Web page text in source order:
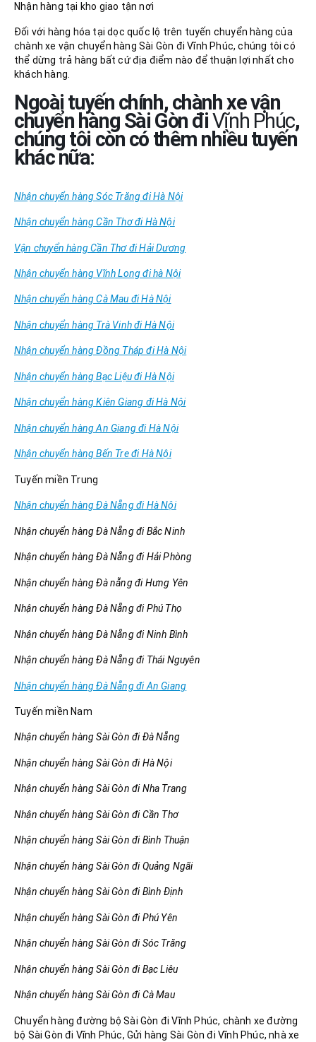
Nhận hàng tại kho giao tận nơi
Đối với hàng hóa tại dọc quốc lộ trên tuyến chuyển hàng của
chành xe vận chuyển hàng Sài Gòn đi Vĩnh Phúc, chúng tôi có
thể dừng trả hàng bất cứ địa điểm nào để thuận lợi nhất cho
khách hàng.
Ngoài tuyến chính, chành xe vận
chuyển hàng Sài Gòn điVĩnh Phúc,
chúng tôi còn có thêm nhiều tuyến
khác nữa:
Nhận chuyển hàng Sóc Trăng đi Hà Nội
Nhận chuyển hàng Cần Thơ đi Hà Nội
Vận chuyển hàng Cần Thơ đi Hải Dương
Nhận chuyển hàng Vĩnh Long đi hà Nội
Nhận chuyển hàng Cà Mau đi Hà Nội
Nhận chuyển hàng Trà Vinh đi Hà Nội
Nhận chuyển hàng Đồng Tháp đi Hà Nội
Nhận chuyển hàng Bạc Liệu đi Hà Nội
Nhận chuyển hàng Kiên Giang đi Hà Nội
Nhận chuyển hàng An Giang đi Hà Nội
Nhận chuyển hàng Bến Tre đi Hà Nội
Tuyến miền Trung
Nhận chuyển hàng Đà Nẵng đi Hà Nội
Nhận chuyển hàng Đà Nẵng đi Bắc Ninh
Nhận chuyển hàng Đà Nẵng đi Hải Phòng
Nhận chuyển hàng Đà nẵng đi Hưng Yên
Nhận chuyển hàng Đà Nẵng đi Phú Thọ
Nhận chuyển hàng Đà Nẵng đi Ninh Bình
Nhận chuyển hàng Đà Nẵng đi Thái Nguyên
Nhận chuyển hàng Đà Nẵng đi An Giang
Tuyến miền Nam
Nhận chuyển hàng Sài Gòn đi Đà Nẵng
Nhận chuyển hàng Sài Gòn đi Hà Nội
Nhận chuyển hàng Sài Gòn đi Nha Trang
Nhận chuyển hàng Sài Gòn đi Cần Thơ
Nhận chuyển hàng Sài Gòn đi Bình Thuận
Nhận chuyển hàng Sài Gòn đi Quảng Ngãi
Nhận chuyển hàng Sài Gòn đi Bình Định
Nhận chuyển hàng Sài Gòn đi Phú Yên
Nhận chuyển hàng Sài Gòn đi Sóc Trăng
Nhận chuyển hàng Sài Gòn đi Bạc Liêu
Nhận chuyển hàng Sài Gòn đi Cà Mau
Chuyển hàng đường bộ Sài Gòn đi Vĩnh Phúc, chành xe đường
bộ Sài Gòn đi Vĩnh Phúc, Gửi hàng Sài Gòn đi Vĩnh Phúc, nhà xe